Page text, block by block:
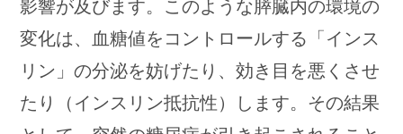
影響が及びます。このような膵臓内の環境の
変化は、血糖値をコントロールする「インス
リン」の分泌を妨げたり、効き目を悪くさせ
たり（インスリン抵抗性）します。その結果